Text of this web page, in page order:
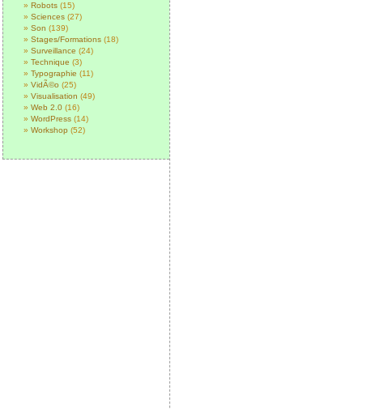
Robots (15)
Sciences (27)
Son (139)
Stages/Formations (18)
Surveillance (24)
Technique (3)
Typographie (11)
VidÃ©o (25)
Visualisation (49)
Web 2.0 (16)
WordPress (14)
Workshop (52)